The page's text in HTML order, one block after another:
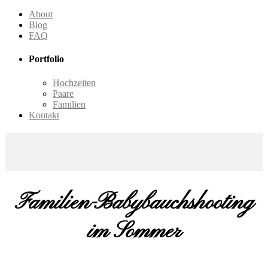
About
Blog
FAQ
Portfolio
Hochzeiten
Paare
Familien
Kontakt
Familien-Babybauchshooting
im Sommer